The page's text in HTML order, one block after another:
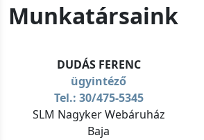
Munkatársaink
DUDÁS FERENC
ügyintéző
Tel.: 30/475-5345
SLM Nagyker Webáruház
Baja